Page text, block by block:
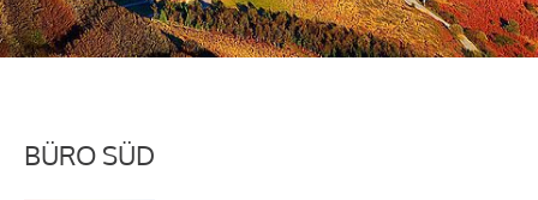
BÜRO SÜD